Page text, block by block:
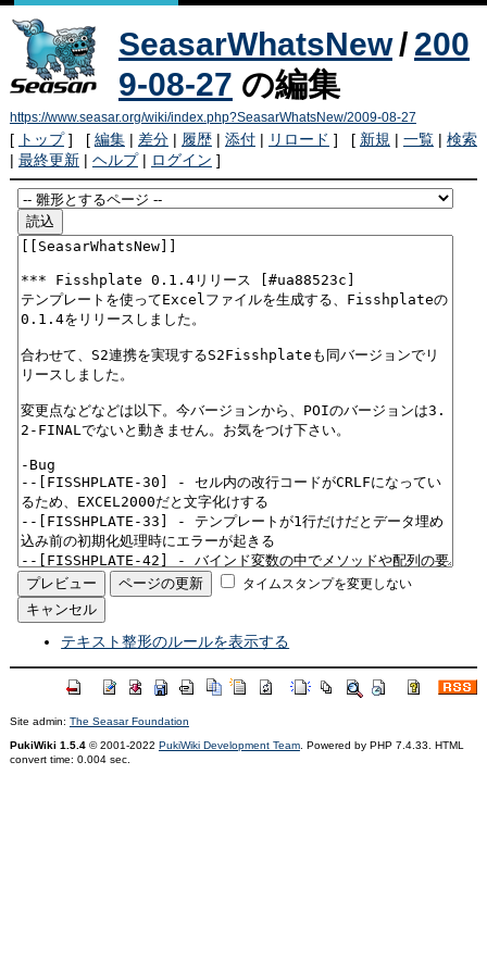
SeasarWhatsNew/ 200
9-08-27 の編集
https://www.seasar.org/wiki/index.php?SeasarWhatsNew/2009-08-27
[ トップ] [ 編集| 差分| 履歴| 添付| リロード ] [ 新規 | 一覧| 検索
| 最終更新| ヘルプ| ログイン ]
タイムスタンプを変更しない
テキスト整形のルールを表示する
Site admin: The Seasar Foundation
PukiWiki 1.5.4© 2001-2022 PukiWiki Development Team. Powered by PHP 7.4.33. HTML
convert time: 0.004 sec.